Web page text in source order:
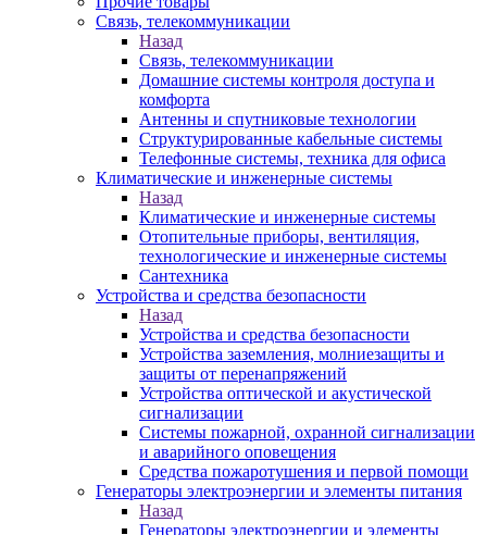
Связь, телекоммуникации
Назад
Связь, телекоммуникации
Домашние системы контроля доступа и
комфорта
Антенны и спутниковые технологии
Структурированные кабельные системы
Телефонные системы, техника для офиса
Климатические и инженерные системы
Назад
Климатические и инженерные системы
Отопительные приборы, вентиляция,
технологические и инженерные системы
Сантехника
Устройства и средства безопасности
Назад
Устройства и средства безопасности
Устройства заземления, молниезащиты и
защиты от перенапряжений
Устройства оптической и акустической
сигнализации
Системы пожарной, охранной сигнализации
и аварийного оповещения
Средства пожаротушения и первой помощи
Генераторы электроэнергии и элементы питания
Назад
Генераторы электроэнергии и элементы